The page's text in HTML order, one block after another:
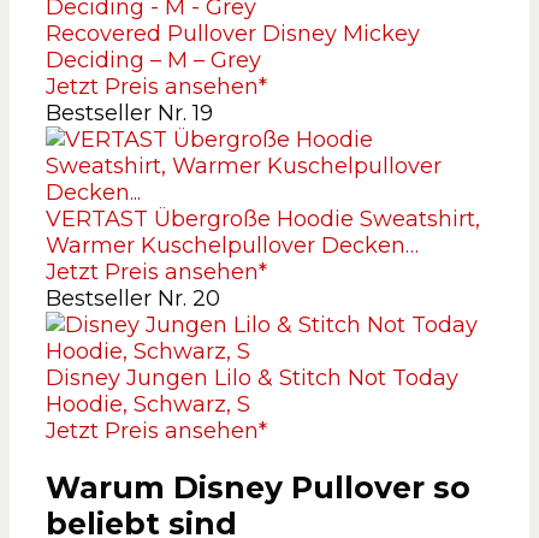
Recovered Pullover Disney Mickey
Deciding – M – Grey
Jetzt Preis ansehen*
Bestseller Nr. 19
VERTAST Übergroße Hoodie Sweatshirt,
Warmer Kuschelpullover Decken…
Jetzt Preis ansehen*
Bestseller Nr. 20
Disney Jungen Lilo & Stitch Not Today
Hoodie, Schwarz, S
Jetzt Preis ansehen*
Warum Disney Pullover so
beliebt sind